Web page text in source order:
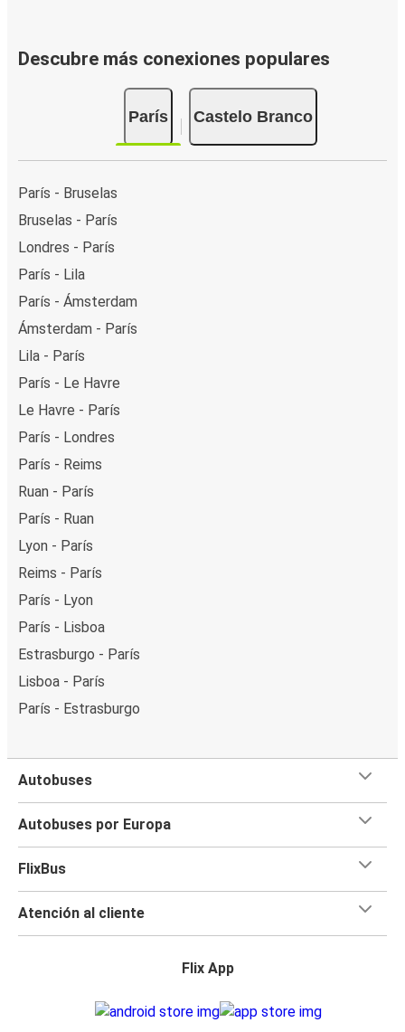
Descubre más conexiones populares
París Castelo Branco
París - Bruselas
Bruselas - París
Londres - París
París - Lila
París - Ámsterdam
Ámsterdam - París
Lila - París
París - Le Havre
Le Havre - París
París - Londres
París - Reims
Ruan - París
París - Ruan
Lyon - París
Reims - París
París - Lyon
París - Lisboa
Estrasburgo - París
Lisboa - París
París - Estrasburgo
Autobuses
Autobuses por Europa
FlixBus
Atención al cliente
Flix App